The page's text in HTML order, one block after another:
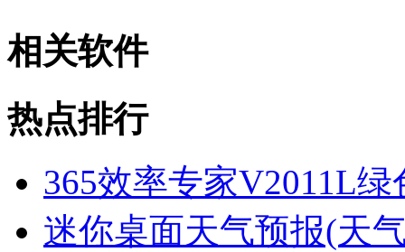
相关软件
热点排行
365效率专家V2011L绿
迷你桌面天气预报(天